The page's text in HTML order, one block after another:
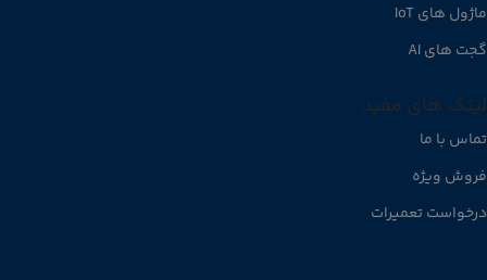
ماژول های IoT
گجت های AI
لینک های مفید
تماس با ما
فروش ویژه
درخواست تعمیرات